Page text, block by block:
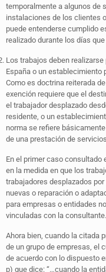
temporalmente a algunos de
instalaciones de los clientes
puede entenderse cumplido
realizado durante los días
Los trabajos deben
España o un establecimiento
Como es doctrina reiterada
exención requiere que el
el trabajador desplazado
residente, o un
norma se refiere
de una prestación de
En el primer caso
en la medida en que los
trabajadores desplazados
nuevas o reparación o
para empresas o entidades
vinculadas con la consultante.
Ahora bien, cuando la citada
de un grupo de empresas, el
de acuerdo con lo dispuesto
p) que dice: “…cuando la